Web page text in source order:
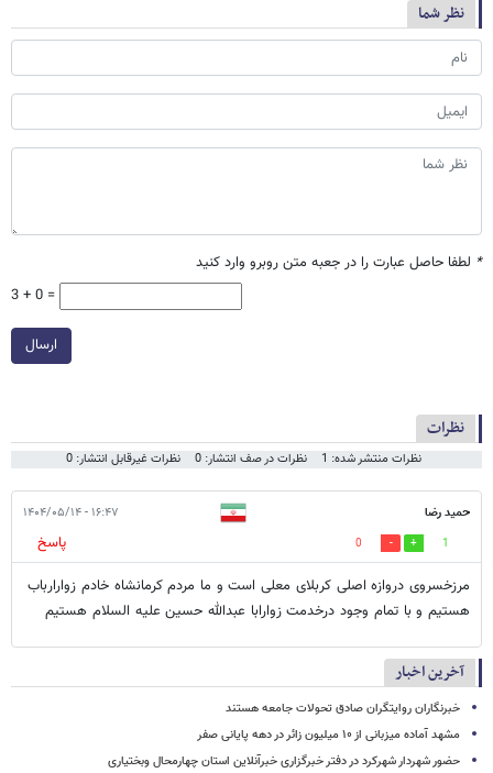
نظر شما
* لطفا حاصل عبارت را در جعبه متن روبرو وارد کنید
3 + 0 =
ارسال
نظرات
نظرات منتشر شده: 1 نظرات در صف انتشار: 0 نظرات غیرقابل انتشار: 0
حمید رضا ۱۶:۴۷ - ۱۴۰۴/۰۵/۱۴
1
0
پاسخ
مرزخسروی دروازه اصلی کربلای معلی است و ما مردم کرمانشاه خادم زوارارباب
هستیم و با تمام وجود درخدمت زوارابا عبدالله حسین علیه السلام هستیم
آخرین اخبار
خبرنگاران روایتگران صادق تحولات جامعه هستند
مشهد آماده میزبانی از ۱۰ میلیون زائر در دهه پایانی صفر
حضور شهردار شهرکرد در دفتر خبرگزاری خبرآنلاین استان چهارمحال وبختیاری